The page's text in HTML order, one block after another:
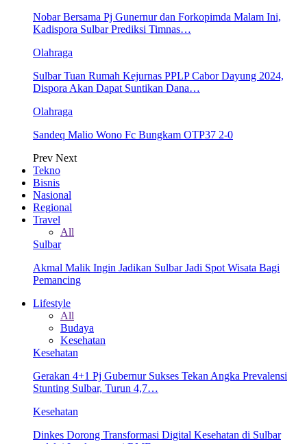
Nobar Bersama Pj Gunernur dan Forkopimda Malam Ini,
Kadispora Sulbar Prediksi Timnas…
Olahraga
Sulbar Tuan Rumah Kejurnas PPLP Cabor Dayung 2024,
Dispora Akan Dapat Suntikan Dana…
Olahraga
Sandeq Malio Wono Fc Bungkam OTP37 2-0
Prev Next
Tekno
Bisnis
Nasional
Regional
Travel
All
Sulbar
Akmal Malik Ingin Jadikan Sulbar Jadi Spot Wisata Bagi
Pemancing
Lifestyle
All
Budaya
Kesehatan
Kesehatan
Gerakan 4+1 Pj Gubernur Sukses Tekan Angka Prevalensi
Stunting Sulbar, Turun 4,7…
Kesehatan
Dinkes Dorong Transformasi Digital Kesehatan di Sulbar